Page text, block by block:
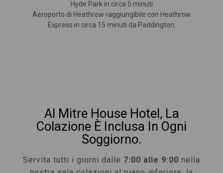
Hyde Park in circa 5 minuti
Aeroporto di Heathrow raggiungibile con Heathrow
Express in circa 15 minuti da Paddington.
Al Mitre House Hotel, La
Colazione È Inclusa In Ogni
Soggiorno.
Servita tutti i giorni dalle 7:00 alle 9:00 nella